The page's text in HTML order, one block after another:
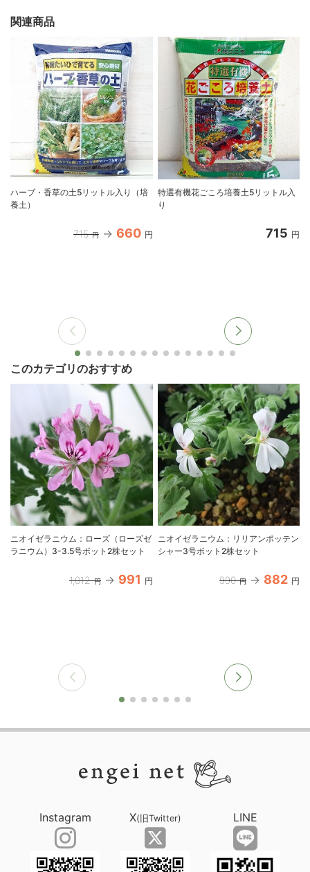
関連商品
ハーブ・香草の土5リットル入り（培
養土）
715 円 660 円
特選有機花ごころ培養土5リットル入
り
715 円
このカテゴリのおすすめ
ニオイゼラニウム：ローズ（ローズゼ
ラニウム）3-3.5号ポット2株セット
1,012 円 991 円
ニオイゼラニウム：リリアンポッテン
シャー3号ポット2株セット
990 円 882 円
Instagram X(旧Twitter) LINE